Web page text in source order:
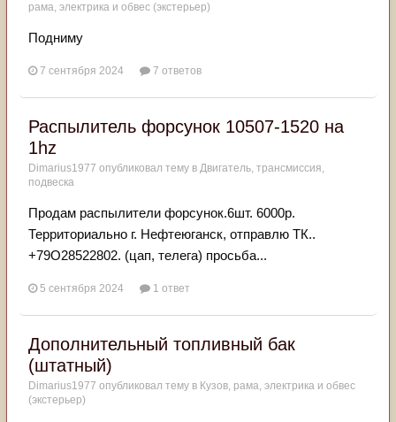
рама, электрика и обвес (экстерьер)
Подниму
7 сентября 2024 7 ответов
Распылитель форсунок 10507-1520 на
1hz
Dimarius1977 опубликовал тему в Двигатель, трансмиссия,
подвеска
Продам распылители форсунок.6шт. 6000р.
Территориально г. Нефтеюганск, отправлю ТК..
+79О28522802. (цап, телега) просьба...
5 сентября 2024 1 ответ
Дополнительный топливный бак
(штатный)
Dimarius1977 опубликовал тему в Кузов, рама, электрика и обвес
(экстерьер)